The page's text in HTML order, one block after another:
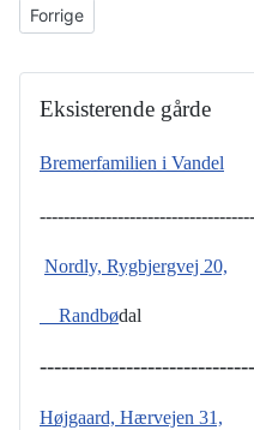
Forrige artikel: Grindstedvej
Forrige
Eksisterende gårde
Bremerfamilien i Vandel
Nordly, Rygbjergvej 20,
Randbødal
Højgaard, Hærvejen 31,